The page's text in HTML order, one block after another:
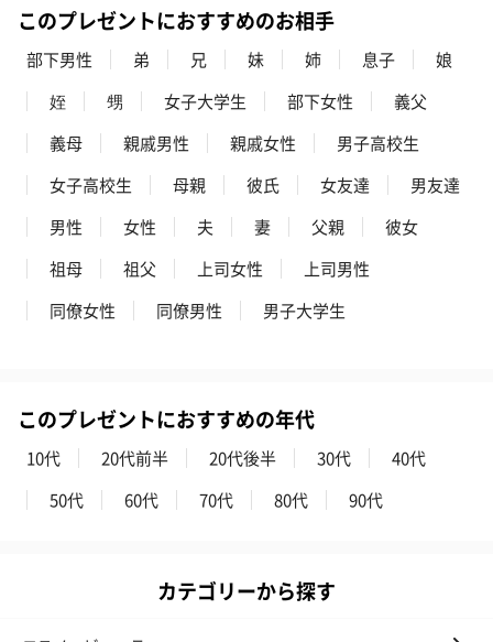
このプレゼントにおすすめのお相手
部下男性 弟 兄 妹 姉 息子
娘
姪
甥 女子大学生 部下女性
義父
義母
親戚男性 親戚女性
男子高校生
女子高校生
母親 彼氏 女友達
男友達
男性
女性 夫 妻 父親
彼女
祖母
祖父 上司女性
上司男性
同僚女性
同僚男性 男子大学生
このプレゼントにおすすめの年代
10代 20代前半 20代後半 30代
40代
50代
60代 70代 80代 90代
カテゴリーから探す